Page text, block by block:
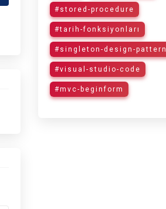
#stored-procedure
#tarih-fonksiyonları
#singleton-design-pattern
#visual-studio-code
#mvc-beginform